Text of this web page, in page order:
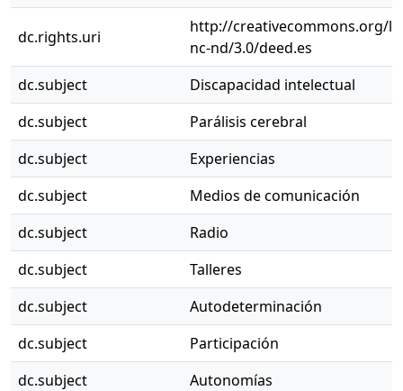
dc.rights.uri
http://creativecommons.org/
nc-nd/3.0/deed.es
dc.subject
Discapacidad intelectual
dc.subject
Parálisis cerebral
dc.subject
Experiencias
dc.subject
Medios de comunicación
dc.subject
Radio
dc.subject
Talleres
dc.subject
Autodeterminación
dc.subject
Participación
dc.subject
Autonomías